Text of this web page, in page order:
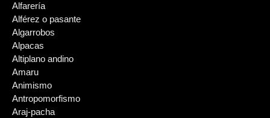
Alfarería
Alférez o pasante
Algarrobos
Alpacas
Altiplano andino
Amaru
Animismo
Antropomorfismo
Araj-pacha